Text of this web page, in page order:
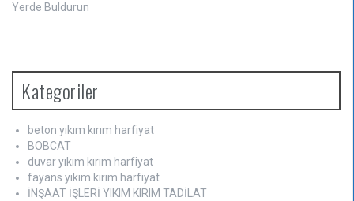
Yerde Buldurun
Kategoriler
beton yıkım kırım harfiyat
BOBCAT
duvar yıkım kırım harfiyat
fayans yıkım kırım harfiyat
İNŞAAT İŞLERİ YIKIM KIRIM TADİLAT